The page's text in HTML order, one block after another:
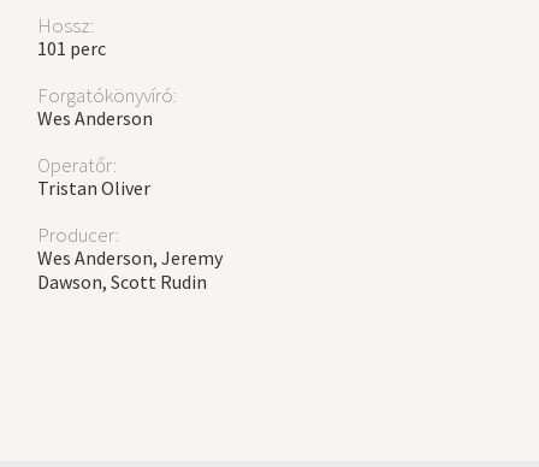
Hossz:
101 perc
Forgatókönyvíró:
Wes Anderson
Operatőr:
Tristan Oliver
Producer:
Wes Anderson, Jeremy
Dawson, Scott Rudin